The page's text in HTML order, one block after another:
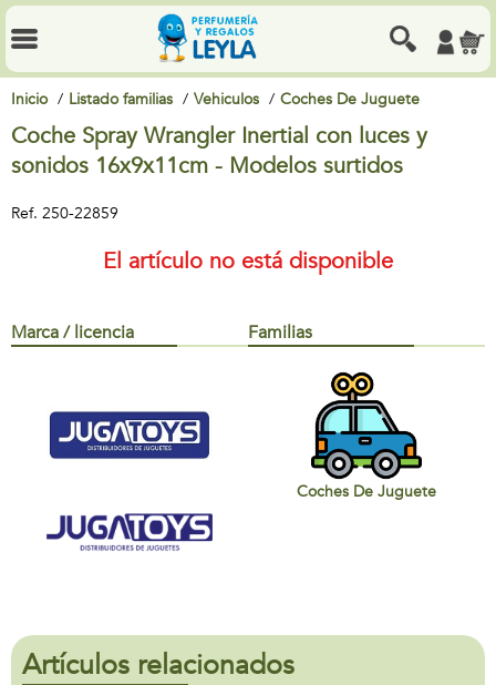
Inicio Listado familias Vehiculos Coches De Juguete
Coche Spray Wrangler Inertial con luces y
sonidos 16x9x11cm - Modelos surtidos
Ref. 250-22859
El artículo no está disponible
Marca / licencia Familias
Coches De Juguete
Artículos relacionados